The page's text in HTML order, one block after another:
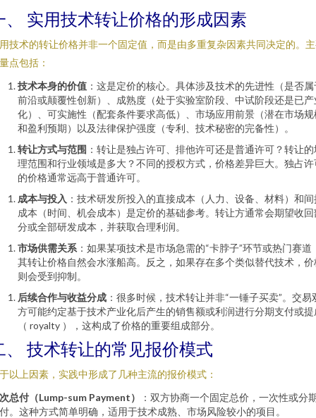
、 实用技术转让价格的形成因素
技术的转让价格并非一个固定值，而是由多重复杂因素共同决定的。
点包括：
技术本身的价值 ：这是定价的核心。具体涉及技术的先进性（是否属
前沿或颠覆性创新）、成熟度（处于实验室阶段、中试阶段还是已产
化）、可实施性（配套条件要求高低）、市场应用前景（潜在市场规
和盈利预期）以及法律保护强度（专利、技术秘密的完备性）。
转让方式与范围 ：转让是独占许可、排他许可还是普通许可？转让的
理范围和行业领域是多大？不同的授权方式，价格差异巨大。独占许
的价格通常远高于普通许可。
成本与投入 ：技术研发所投入的直接成本（人力、设备、材料）和间
成本（时间、机会成本）是定价的基础参考。转让方通常会期望收回
分或全部研发成本，并获取合理利润。
市场供需关系 ：如果某项技术是市场急需的“卡脖子”环节或热门赛道
其转让价格自然会水涨船高。反之，如果存在多个类似替代技术，价
则会受到抑制。
后续合作与收益分成 ：很多时候，技术转让并非“一锤子买卖”。交易
方可能约定基于技术产业化后产生的销售额或利润进行分期支付或提
（ royalty ），这构成了价格的重要组成部分。
、 技术转让的常见报价模式
以上因素，实践中形成了几种主流的报价模式：
总付（Lump-sum Payment）
：双方协商一个固定总价，一次性或分
。这种方式简单明确，适用于技术成熟、市场风险较小的项目。